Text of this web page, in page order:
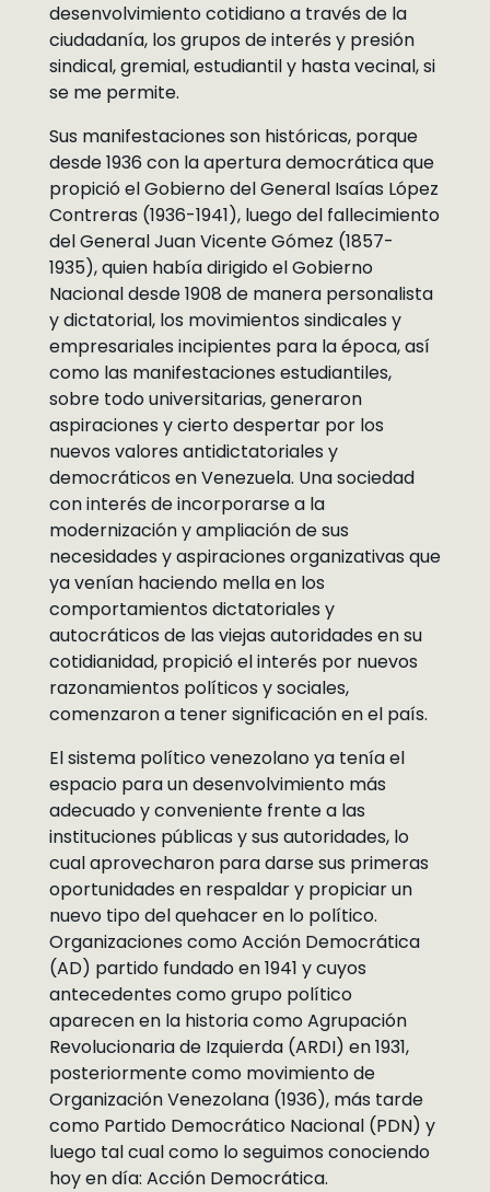
desenvolvimiento cotidiano a través de la
ciudadanía, los grupos de interés y presión
sindical, gremial, estudiantil y hasta vecinal, si
se me permite.
Sus manifestaciones son históricas, porque
desde 1936 con la apertura democrática que
propició el Gobierno del General Isaías López
Contreras (1936-1941), luego del fallecimiento
del General Juan Vicente Gómez (1857-
1935), quien había dirigido el Gobierno
Nacional desde 1908 de manera personalista
y dictatorial, los movimientos sindicales y
empresariales incipientes para la época, así
como las manifestaciones estudiantiles,
sobre todo universitarias, generaron
aspiraciones y cierto despertar por los
nuevos valores antidictatoriales y
democráticos en Venezuela. Una sociedad
con interés de incorporarse a la
modernización y ampliación de sus
necesidades y aspiraciones organizativas que
ya venían haciendo mella en los
comportamientos dictatoriales y
autocráticos de las viejas autoridades en su
cotidianidad, propició el interés por nuevos
razonamientos políticos y sociales,
comenzaron a tener significación en el país.
El sistema político venezolano ya tenía el
espacio para un desenvolvimiento más
adecuado y conveniente frente a las
instituciones públicas y sus autoridades, lo
cual aprovecharon para darse sus primeras
oportunidades en respaldar y propiciar un
nuevo tipo del quehacer en lo político.
Organizaciones como Acción Democrática
(AD) partido fundado en 1941 y cuyos
antecedentes como grupo político
aparecen en la historia como Agrupación
Revolucionaria de Izquierda (ARDI) en 1931,
posteriormente como movimiento de
Organización Venezolana (1936), más tarde
como Partido Democrático Nacional (PDN) y
luego tal cual como lo seguimos conociendo
hoy en día: Acción Democrática.